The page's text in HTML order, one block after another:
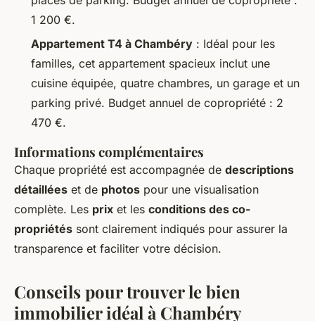
1 200 €.
Appartement T4 à Chambéry : Idéal pour les
familles, cet appartement spacieux inclut une
cuisine équipée, quatre chambres, un garage et un
parking privé. Budget annuel de copropriété : 2
470 €.
Informations complémentaires
Chaque propriété est accompagnée de descriptions
détaillées et de photos pour une visualisation
complète. Les prix et les conditions des co-
propriétés sont clairement indiqués pour assurer la
transparence et faciliter votre décision.
Conseils pour trouver le bien
immobilier idéal à Chambéry